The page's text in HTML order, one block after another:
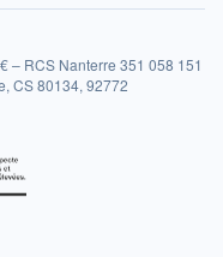
– RCS Nanterre 351 058 151
CS 80134, 92772